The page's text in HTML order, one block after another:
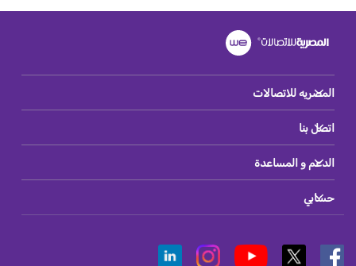
المصريه للاتصالات
اتصل بنا
الدعم و المساعدة
حسابي